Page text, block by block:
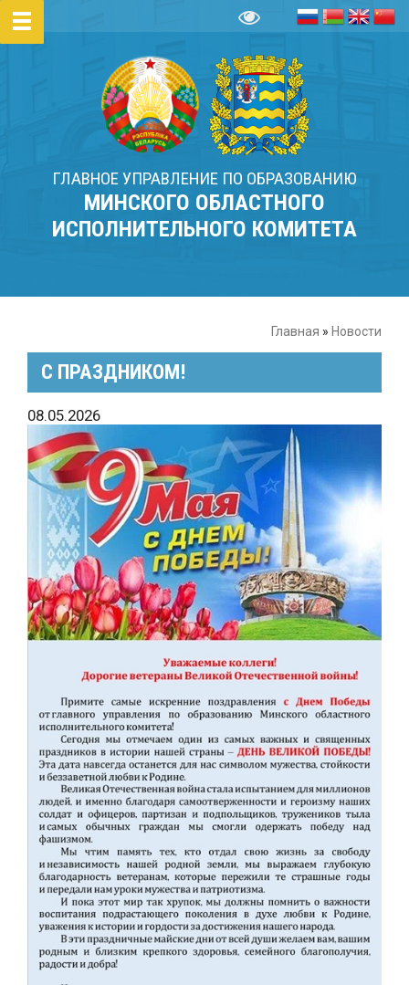
ГЛАВНОЕ УПРАВЛЕНИЕ ПО ОБРАЗОВАНИЮ
МИНСКОГО ОБЛАСТНОГО
ИСПОЛНИТЕЛЬНОГО КОМИТЕТА
Главная » Новости
С ПРАЗДНИКОМ!
08.05.2026